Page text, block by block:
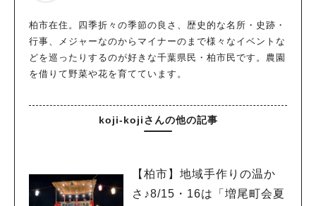
柏市在住。四季折々の季節の良さ、歴史的な名所・史跡・
行事、メジャーなのからマイナーのまで様々なイベントな
どを巡ったりするのが好きな千葉県民・柏市民です。農園
を借りて野菜や花を育てています。
koji-kojiさんの他の記事
【柏市】地域手作りの温か
さ♪8/15・16は「増尾町会夏